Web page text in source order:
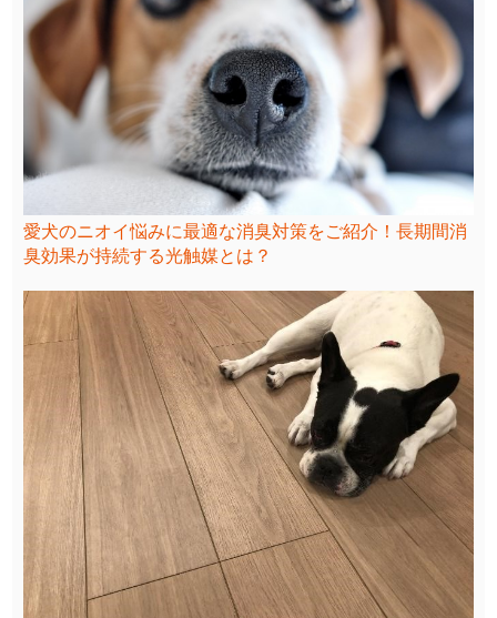
愛犬のニオイ悩みに最適な消臭対策をご紹介！長期間消
臭効果が持続する光触媒とは？